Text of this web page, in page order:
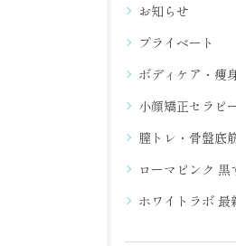
お知らせ
プライベート
ボディケア・痩
小顔矯正セラピ
膣トレ・骨盤底
ローマピンク 黒
ホワイトラボ 最